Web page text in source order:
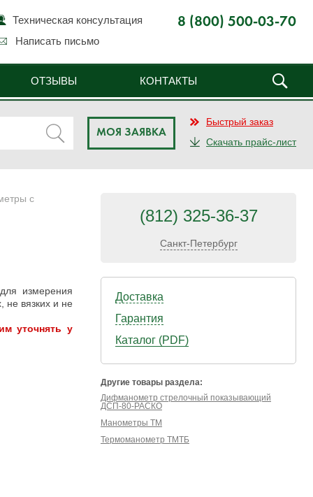
8 (800) 500-03-70
Техническая консультация
Написать письмо
ОТЗЫВЫ КОНТАКТЫ
МОЯ ЗАЯВКА
Быстрый заказ
Скачать прайс-лист
с
измерения
не вязких и не
уточнять у
(812) 325-36-37
Санкт-Петербург
Доставка
Гарантия
Каталог (PDF)
Другие товары раздела:
Дифманометр стрелочный показывающий
ДСП-80-РАСКО
Манометры ТМ
Термоманометр ТМТБ